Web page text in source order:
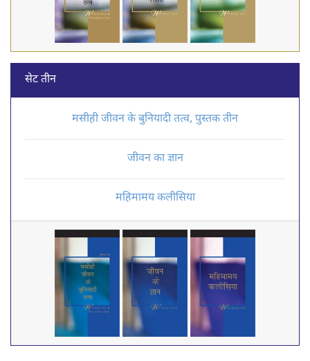
सेट तीन
मसीही जीवन के बुनियादी तत्व, पुस्तक तीन
जीवन का ज्ञान
महिमामय कलीसिया